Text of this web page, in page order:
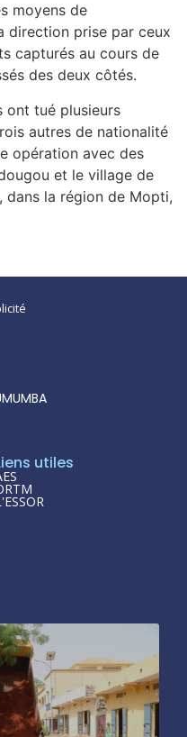
moyens de
direction prise par ceux
capturés au cours de
des deux côtés.
ont tué plusieurs
autres de nationalité
opération avec des
et le village de
dans la région de Mopti,
utiles